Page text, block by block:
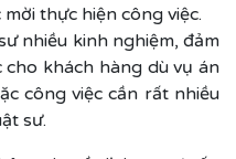
thực hiện công việc.
nhiều kinh nghiệm, đảm
khách hàng dù vụ án
công việc cần rất nhiều
sư.